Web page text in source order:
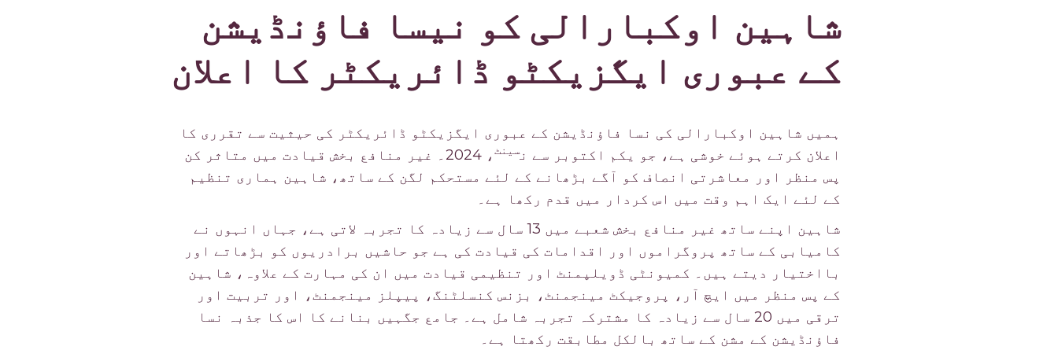
شاہین اوکبارالی کو نیسا فاؤنڈیشن
کے عبوری ایگزیکٹو ڈائریکٹر کا اعلان
ہمیں شاہین اوکبارالی کی نسا فاؤنڈیشن کے عبوری ایگزیکٹو ڈائریکٹر کی حیثیت سے تقرری کا
اعلان کرتے ہوئے خوشی ہے، جو یکم اکتوبر سے نسینٹ
، 2024۔ غیر منافع بخش قیادت میں متاثر کن
پس منظر اور معاشرتی انصاف کو آگے بڑھانے کے لئے مستحکم لگن کے ساتھ، شاہین ہماری تنظیم
کے لئے ایک اہم وقت میں اس کردار میں قدم رکھا ہے۔
شاہین اپنے ساتھ غیر منافع بخش شعبے میں 13 سال سے زیادہ کا تجربہ لاتی ہے، جہاں انہوں نے
کامیابی کے ساتھ پروگراموں اور اقدامات کی قیادت کی ہے جو حاشیں برادریوں کو بڑھاتے اور
بااختیار دیتے ہیں۔ کمیونٹی ڈویلپمنٹ اور تنظیمی قیادت میں ان کی مہارت کے علاوہ، شاہین
کے پس منظر میں ایچ آر، پروجیکٹ مینجمنٹ، بزنس کنسلٹنگ، پیپلز مینجمنٹ، اور تربیت اور
ترقی میں 20 سال سے زیادہ کا مشترکہ تجربہ شامل ہے۔ جامع جگہیں بنانے کا اس کا جذبہ نسا
فاؤنڈیشن کے مشن کے ساتھ بالکل مطابقت رکھتا ہے۔